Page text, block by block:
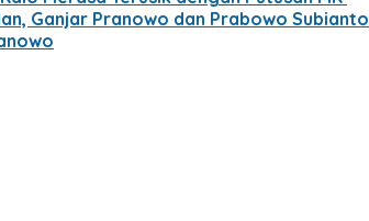
Ganjar Pranowo dan Prabowo Subianto